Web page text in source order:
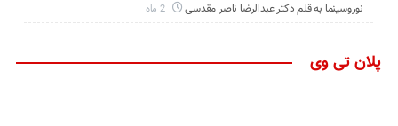
نوروسینما به قلم دکتر عبدالرضا ناصر مقدسی
2 ماه
پلان تی وی